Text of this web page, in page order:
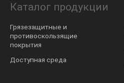
Каталог продукции
Грязезащитные и
противоскользящие
покрытия
Доступная среда